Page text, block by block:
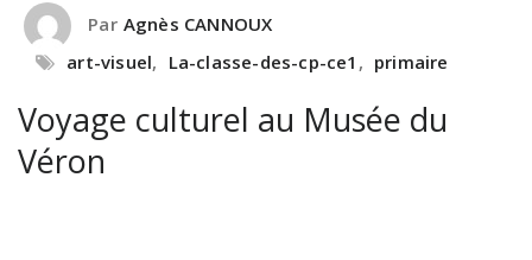
Par Agnès CANNOUX
art-visuel, La-classe-des-cp-ce1 , primaire
Voyage culturel au Musée du
Véron